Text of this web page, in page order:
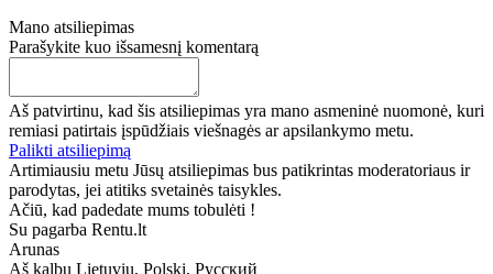
Mano atsiliepimas
Parašykite kuo išsamesnį komentarą
Aš patvirtinu, kad šis atsiliepimas yra mano asmeninė nuomonė, kuri
remiasi patirtais įspūdžiais viešnagės ar apsilankymo metu.
Palikti atsiliepimą
Artimiausiu metu Jūsų atsiliepimas bus patikrintas moderatoriaus ir
parodytas, jei atitiks svetainės taisykles.
Ačiū, kad padedate mums tobulėti !
Su pagarba Rentu.lt
Arunas
Aš kalbu Lietuvių, Polski, Русский